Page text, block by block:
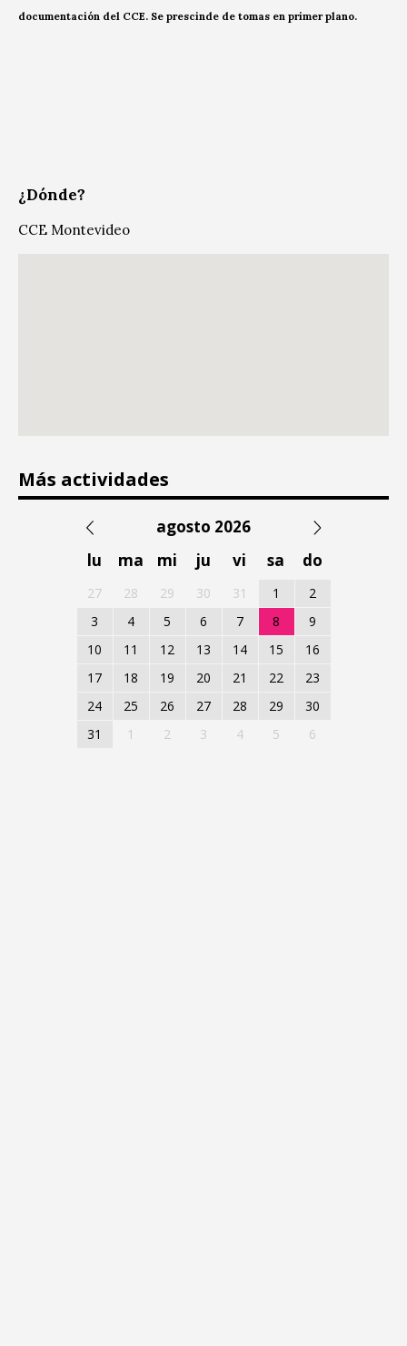
documentación del CCE. Se prescinde de tomas en primer plano.
¿Dónde?
CCE Montevideo
Más actividades
agosto 2026
lu
ma mi ju vi sa do
27 28 29 30 31 1
2
3
4 5 6 7 8
9
10
11 12 13 14 15
16
17
18 19 20 21 22
23
24
25 26 27 28 29
30
31
1 2 3 4 5 6